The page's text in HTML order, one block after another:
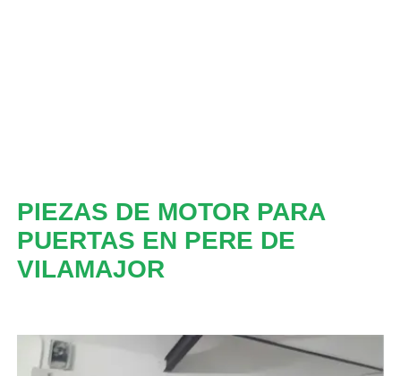
PIEZAS DE MOTOR PARA
PUERTAS EN PERE DE
VILAMAJOR